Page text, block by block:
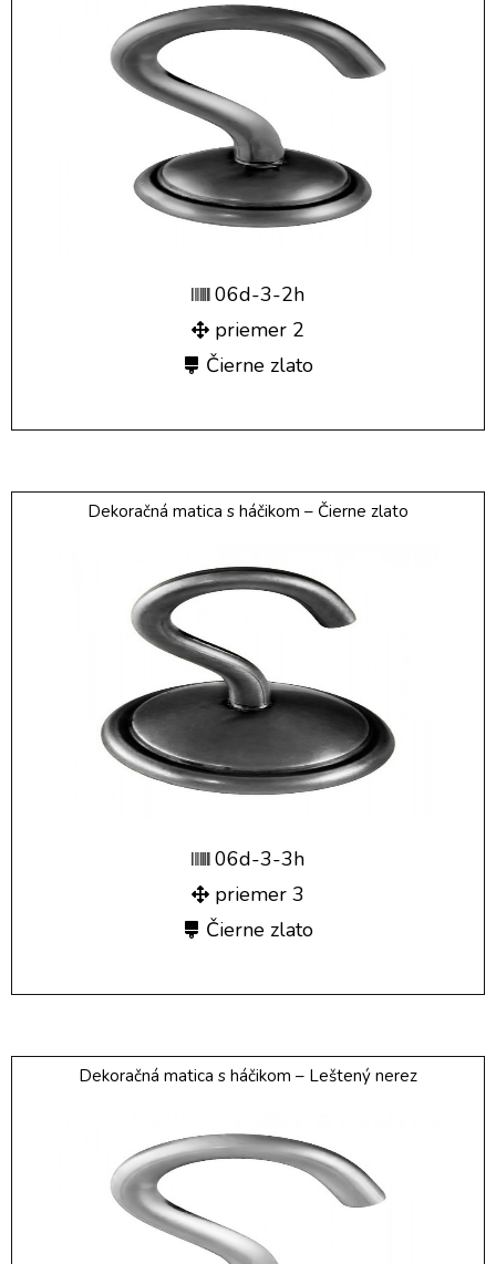
06d-3-2h
priemer 2
Čierne zlato
Dekoračná matica s háčikom – Čierne zlato
06d-3-3h
priemer 3
Čierne zlato
Dekoračná matica s háčikom – Leštený nerez